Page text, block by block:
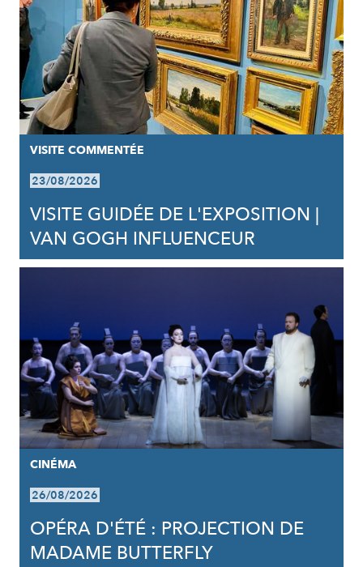
VISITE COMMENTÉE
23/08/2026
VISITE GUIDÉE DE L'EXPOSITION |
VAN GOGH INFLUENCEUR
CINÉMA
26/08/2026
OPÉRA D'ÉTÉ : PROJECTION DE
MADAME BUTTERFLY